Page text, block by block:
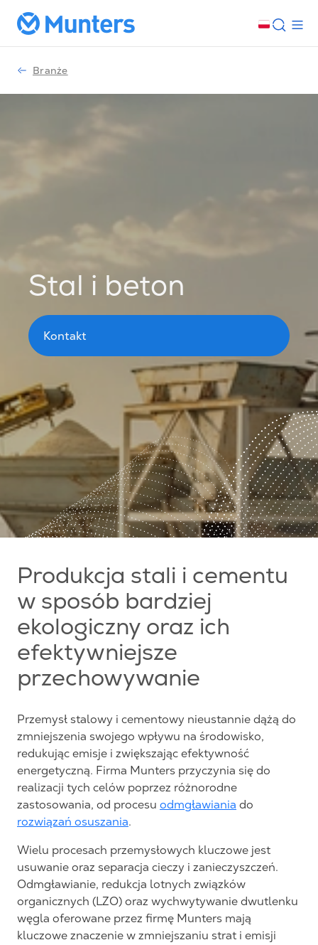
Branże
Stal i beton
Kontakt
Produkcja stali i cementu
w sposób bardziej
ekologiczny oraz ich
efektywniejsze
przechowywanie
Przemysł stalowy i cementowy nieustannie dążą do
zmniejszenia swojego wpływu na środowisko,
redukując emisje i zwiększając efektywność
energetyczną. Firma Munters przyczynia się do
realizacji tych celów poprzez różnorodne
zastosowania, od procesu odmgławiania do
rozwiązań osuszania.
Wielu procesach przemysłowych kluczowe jest
usuwanie oraz separacja cieczy i zanieczyszczeń.
Odmgławianie, redukcja lotnych związków
organicznych (LZO) oraz wychwytywanie dwutlenku
węgla oferowane przez firmę Munters mają
kluczowe znaczenie w zmniejszaniu strat i emisji